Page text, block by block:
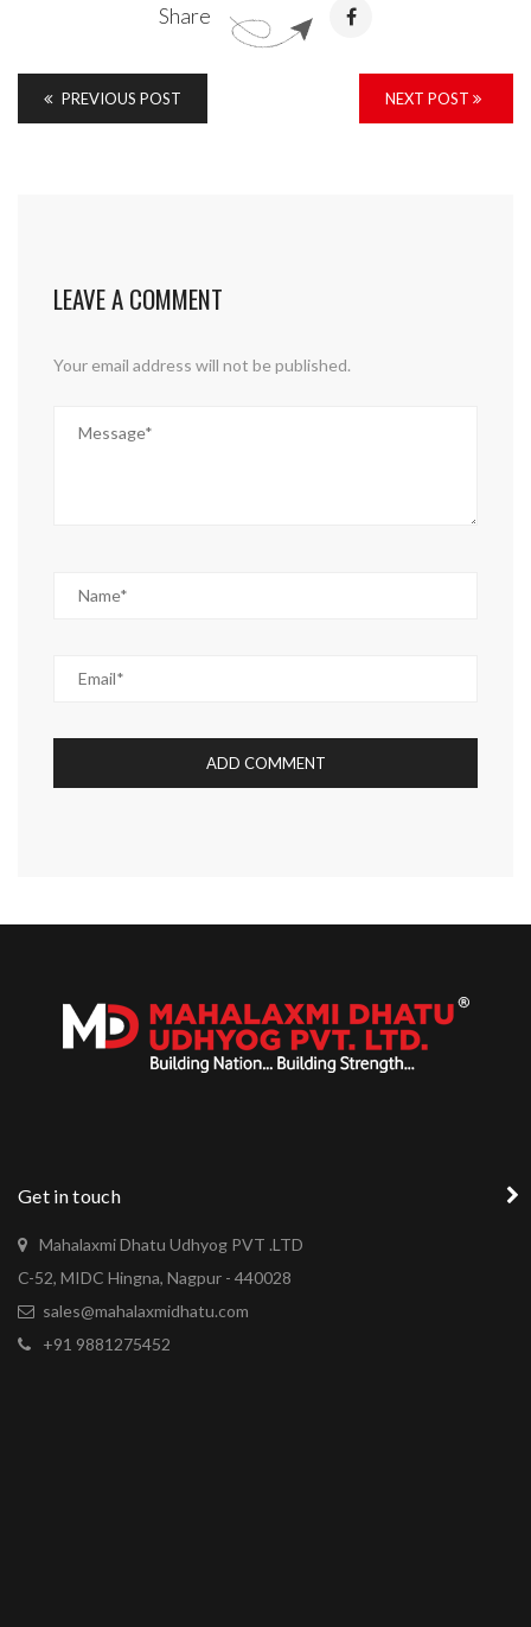
Share
PREVIOUS POST NEXT POST
LEAVE A COMMENT
Your email address will not be published.
Get in touch
Mahalaxmi Dhatu Udhyog PVT .LTD
C-52, MIDC Hingna, Nagpur - 440028
sales@mahalaxmidhatu.com
+91 9881275452